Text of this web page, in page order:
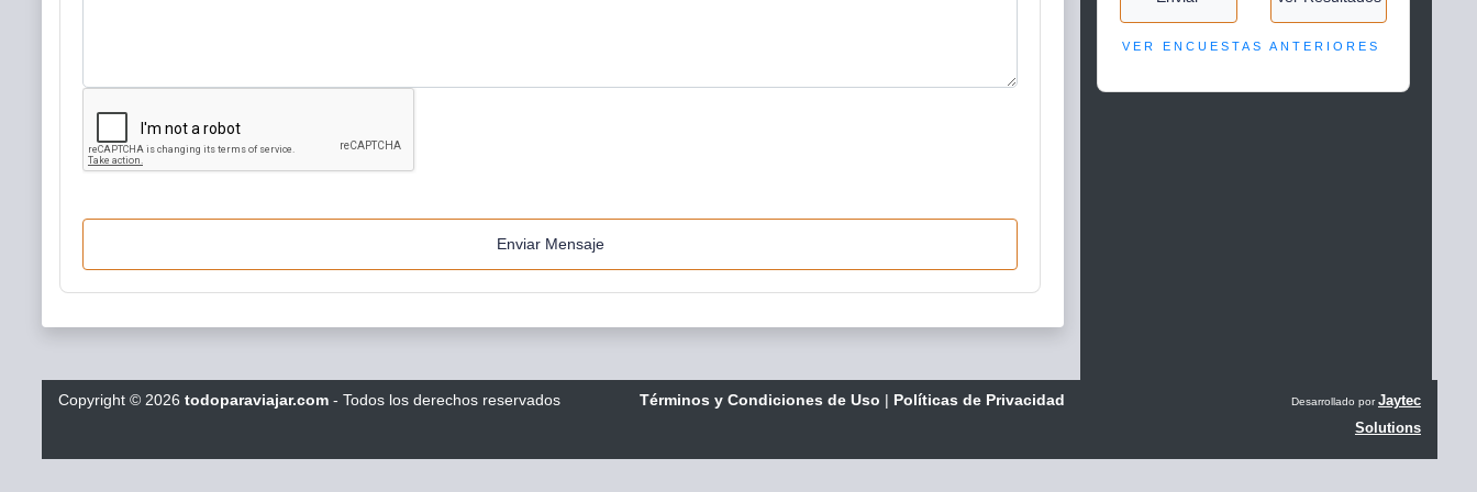
Enviar Mensaje
VER ENCUESTAS ANTERIORES
Copyright © 2026 todoparaviajar.com - Todos los derechos reservados Términos y Condiciones de Uso | Políticas de Privacidad Desarrollado porJaytec
Solutions